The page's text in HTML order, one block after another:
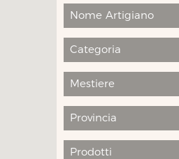
Nome Artigiano
Categoria
Mestiere
Provincia
Prodotti